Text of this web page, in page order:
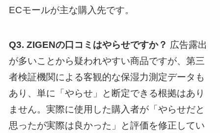
ECモールが主な購入先です。
Q3. ZIGENの口コミはやらせですか？ 広告露出
が多いことから疑われやすい商品ですが、第三
者検証機関による客観的な保湿力測定データも
あり、単に「やらせ」と断定できる根拠はあり
ません。実際に使用した購入者が「やらせだと
思ったが実際は良かった」と評価を修正してい